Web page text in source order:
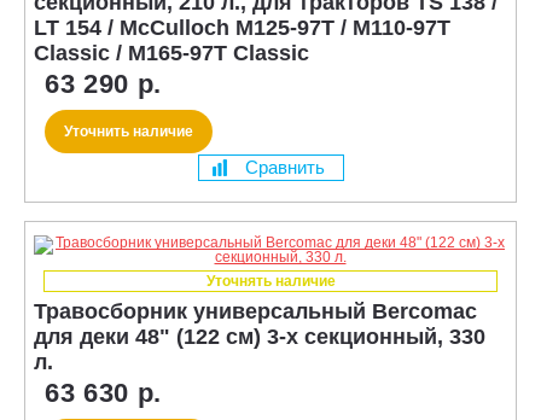
LT 154 / McCulloch M125-97T / M110-97T
Classic / M165-97T Classic
63 290 р.
Уточнить наличие
Сравнить
Уточнять наличие
Травосборник универсальный Bercomac
для деки 48" (122 см) 3-х секционный, 330
л.
63 630 р.